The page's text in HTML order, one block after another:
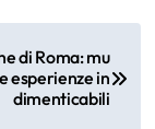
di Roma: mu
esperienze in
dimenticabili